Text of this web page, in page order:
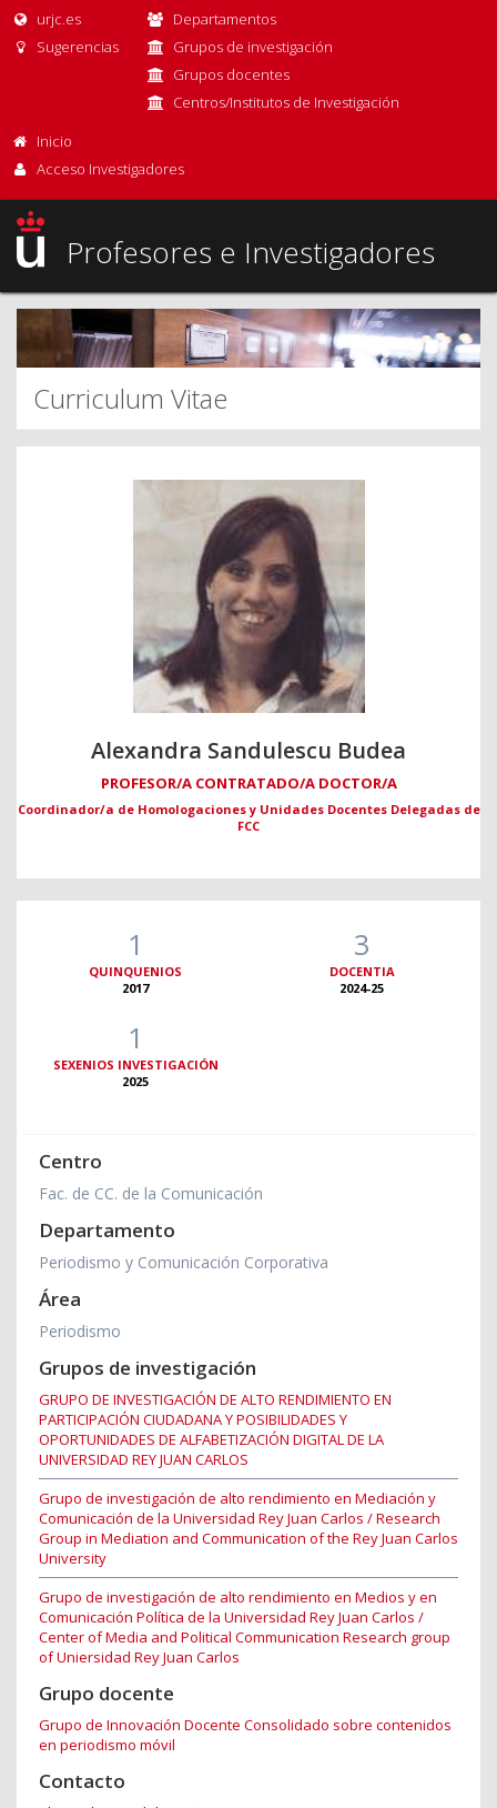
urjc.es
Sugerencias
Departamentos
Grupos de investigación
Grupos docentes
Centros/Institutos de Investigación
Inicio
Acceso Investigadores
Profesores e Investigadores
Curriculum Vitae
Alexandra Sandulescu Budea
PROFESOR/A CONTRATADO/A DOCTOR/A
Coordinador/a de Homologaciones y Unidades Docentes Delegadas de
FCC
1
QUINQUENIOS
2017
3
DOCENTIA
2024-25
1
SEXENIOS INVESTIGACIÓN
2025
Centro
Fac. de CC. de la Comunicación
Departamento
Periodismo y Comunicación Corporativa
Área
Periodismo
Grupos de investigación
GRUPO DE INVESTIGACIÓN DE ALTO RENDIMIENTO EN
PARTICIPACIÓN CIUDADANA Y POSIBILIDADES Y
OPORTUNIDADES DE ALFABETIZACIÓN DIGITAL DE LA
UNIVERSIDAD REY JUAN CARLOS
Grupo de investigación de alto rendimiento en Mediación y
Comunicación de la Universidad Rey Juan Carlos / Research
Group in Mediation and Communication of the Rey Juan Carlos
University
Grupo de investigación de alto rendimiento en Medios y en
Comunicación Política de la Universidad Rey Juan Carlos /
Center of Media and Political Communication Research group
of Uniersidad Rey Juan Carlos
Grupo docente
Grupo de Innovación Docente Consolidado sobre contenidos
en periodismo móvil
Contacto